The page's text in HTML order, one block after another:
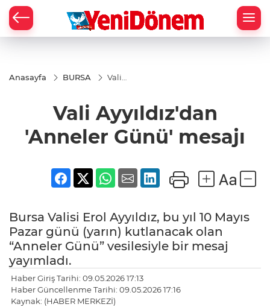
Anasayfa BURSA
Vali
mesajı
Vali Ayyıldız'dan
'Anneler Günü' mesajı
Bursa Valisi Erol Ayyıldız, bu yıl 10 Mayıs
Pazar günü (yarın) kutlanacak olan
“Anneler Günü” vesilesiyle bir mesaj
yayımladı.
Haber Giriş Tarihi: 09.05.2026 17:13
Haber Güncellenme Tarihi: 09.05.2026 17:16
Kaynak: (HABER MERKEZİ)